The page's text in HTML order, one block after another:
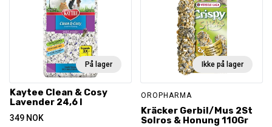
På lager
Kaytee Clean & Cosy
Lavender 24,6 l
349 NOK
Ikke på lager
OROPHARMA
Kräcker Gerbil/Mus 2St
Solros & Honung 110Gr